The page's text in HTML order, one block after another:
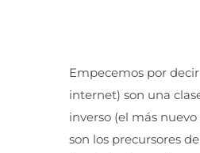
Empecemos por
internet) son una
inverso (el más
son los precursores